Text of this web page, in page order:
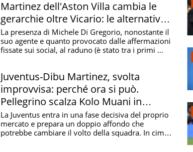
Martinez dell'Aston Villa cambia le
gerarchie oltre Vicario: le alternative
da Milinkovic-Savic a De Gea
La presenza di Michele Di Gregorio, nonostante il
suo agente e quanto provocato dalle affermazioni
fissate sui social, al raduno (è stato tra i primi ...
Juventus-Dibu Martinez, svolta
improvvisa: perché ora si può.
Pellegrino scalza Kolo Muani in
attacco
La Juventus entra in una fase decisiva del proprio
mercato e prepara un doppio affondo che
potrebbe cambiare il volto della squadra. In cima